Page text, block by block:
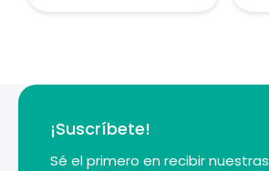
¡Suscríbete!
Sé el primero en recibir nuestras